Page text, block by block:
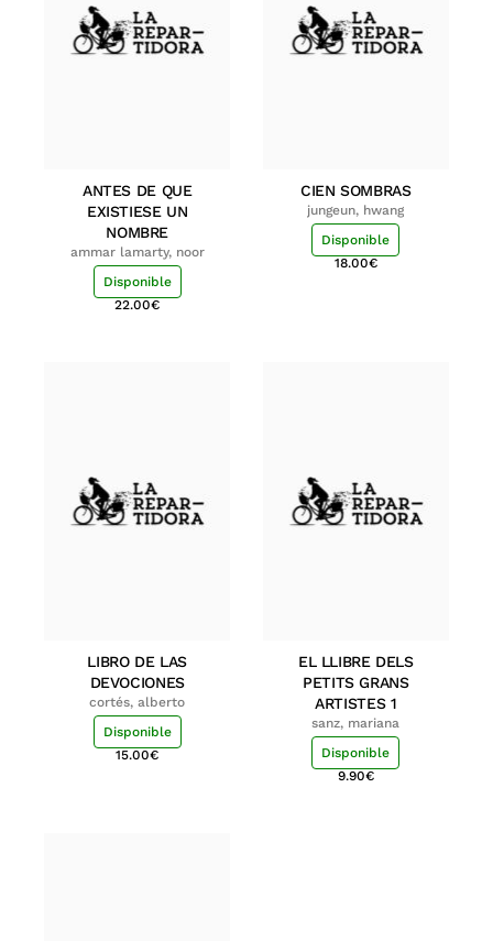
ANTES DE QUE
EXISTIESE UN
NOMBRE
ammar lamarty, noor
Disponible
22.00€
CIEN SOMBRAS
jungeun, hwang
Disponible
18.00€
LIBRO DE LAS
DEVOCIONES
cortés, alberto
Disponible
15.00€
EL LLIBRE DELS
PETITS GRANS
ARTISTES 1
sanz, mariana
Disponible
9.90€